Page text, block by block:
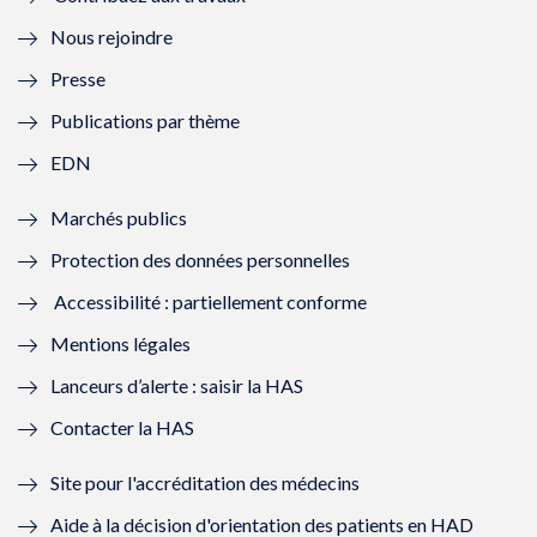
l
f
n
ê
t
r
e
)
e
n
ê
r
)
ê
t
e
ê
)
Nous rejoindre
Presse
Publications par thème
EDN
Marchés publics
Protection des données personnelles
Accessibilité : partiellement conforme
Mentions légales
Lanceurs d’alerte : saisir la HAS
Contacter la HAS
Site pour l'accréditation des médecins
Aide à la décision d'orientation des patients en HAD